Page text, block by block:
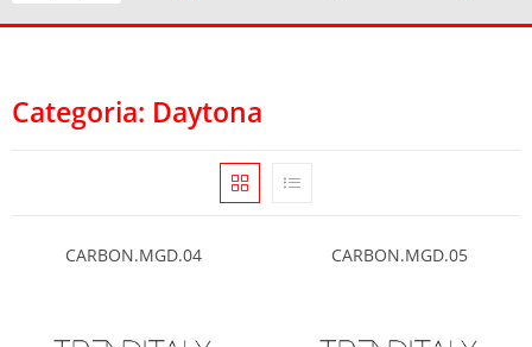
Categoria: Daytona
CARBON.MGD.04 CARBON.MGD.05